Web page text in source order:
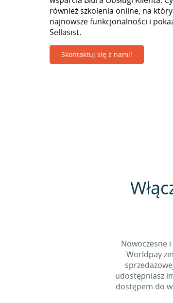
również szkolenia online, na
najnowsze funkcjonalności i
Sellasist.
Skontaktuj się z nami!
Nowoczesne
Worldpay
udostępniasz
dostępem do